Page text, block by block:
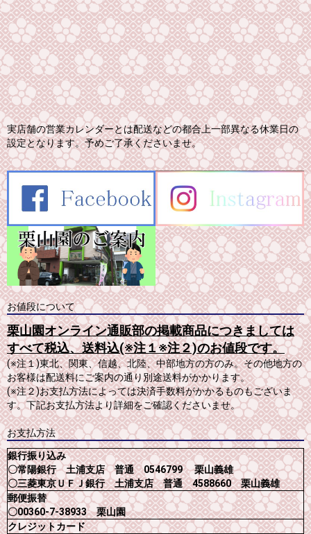
実店舗の営業カレンダーとは配送などの都合上一部異なる休業日の
設定となります。予めご了承くださいませ。
お値段について
栗山園オンライン通販部の掲載商品につきましては
すべて税込、送料込(※注１※注２)のお値段です。
(※注１)東北、関東、信越、北陸、中部地方の方のみ。その他地方の
お客様は配送料にご案内の通り別途送料がかかります。
(※注２)お支払方法によっては決済手数料がかかるものもございま
す。下記お支払方法より詳細をご確認くださいませ。
お支払方法
銀行振り込み
〇常陽銀行 土浦支店 普通 0546799 栗山義雄
〇三菱東京ＵＦＪ銀行 土浦支店 普通 4588660 栗山義雄
郵便振替
〇00360-7-38933 栗山園
クレジットカード